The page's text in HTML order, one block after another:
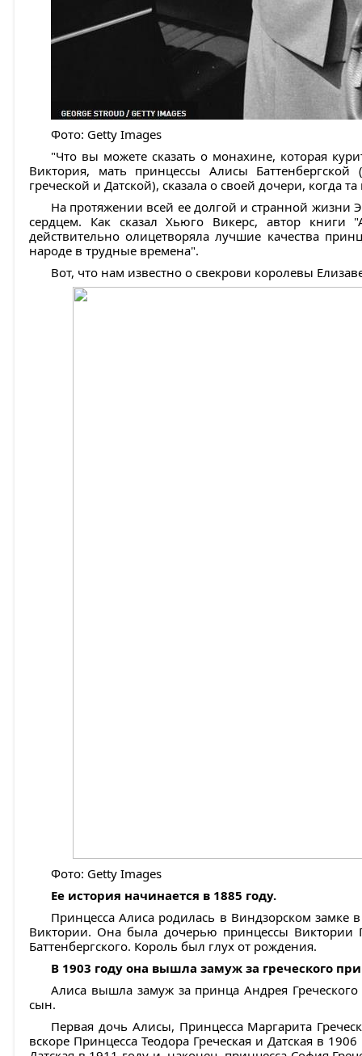
Фото: Getty Images
"Что вы можете сказать о монахине, которая
Виктория, мать принцессы Алисы
греческой и Датской), сказала о своей дочери, когда
На протяжении всей ее долгой и странной жизни
сердцем. Как сказал Хьюго Викерс, автор
действительно олицетворяла лучшие качества
народе в трудные времена".
Вот, что нам известно о свекрови королевы
Фото: Getty Images
Ее история начинается в 1885 году.
Принцесса Алиса родилась в Виндзорском замке
Виктории. Она была дочерью принцессы Виктории
Баттенбергского. Король был глух от рождения.
В 1903 году она вышла замуж за греческого
Алиса вышла замуж за принца Андрея
сын.
Первая дочь Алисы, Принцесса Маргарита
вскоре Принцесса Теодора Греческая и Датская в